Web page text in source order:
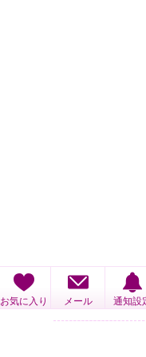
お気に入り メール 通知設